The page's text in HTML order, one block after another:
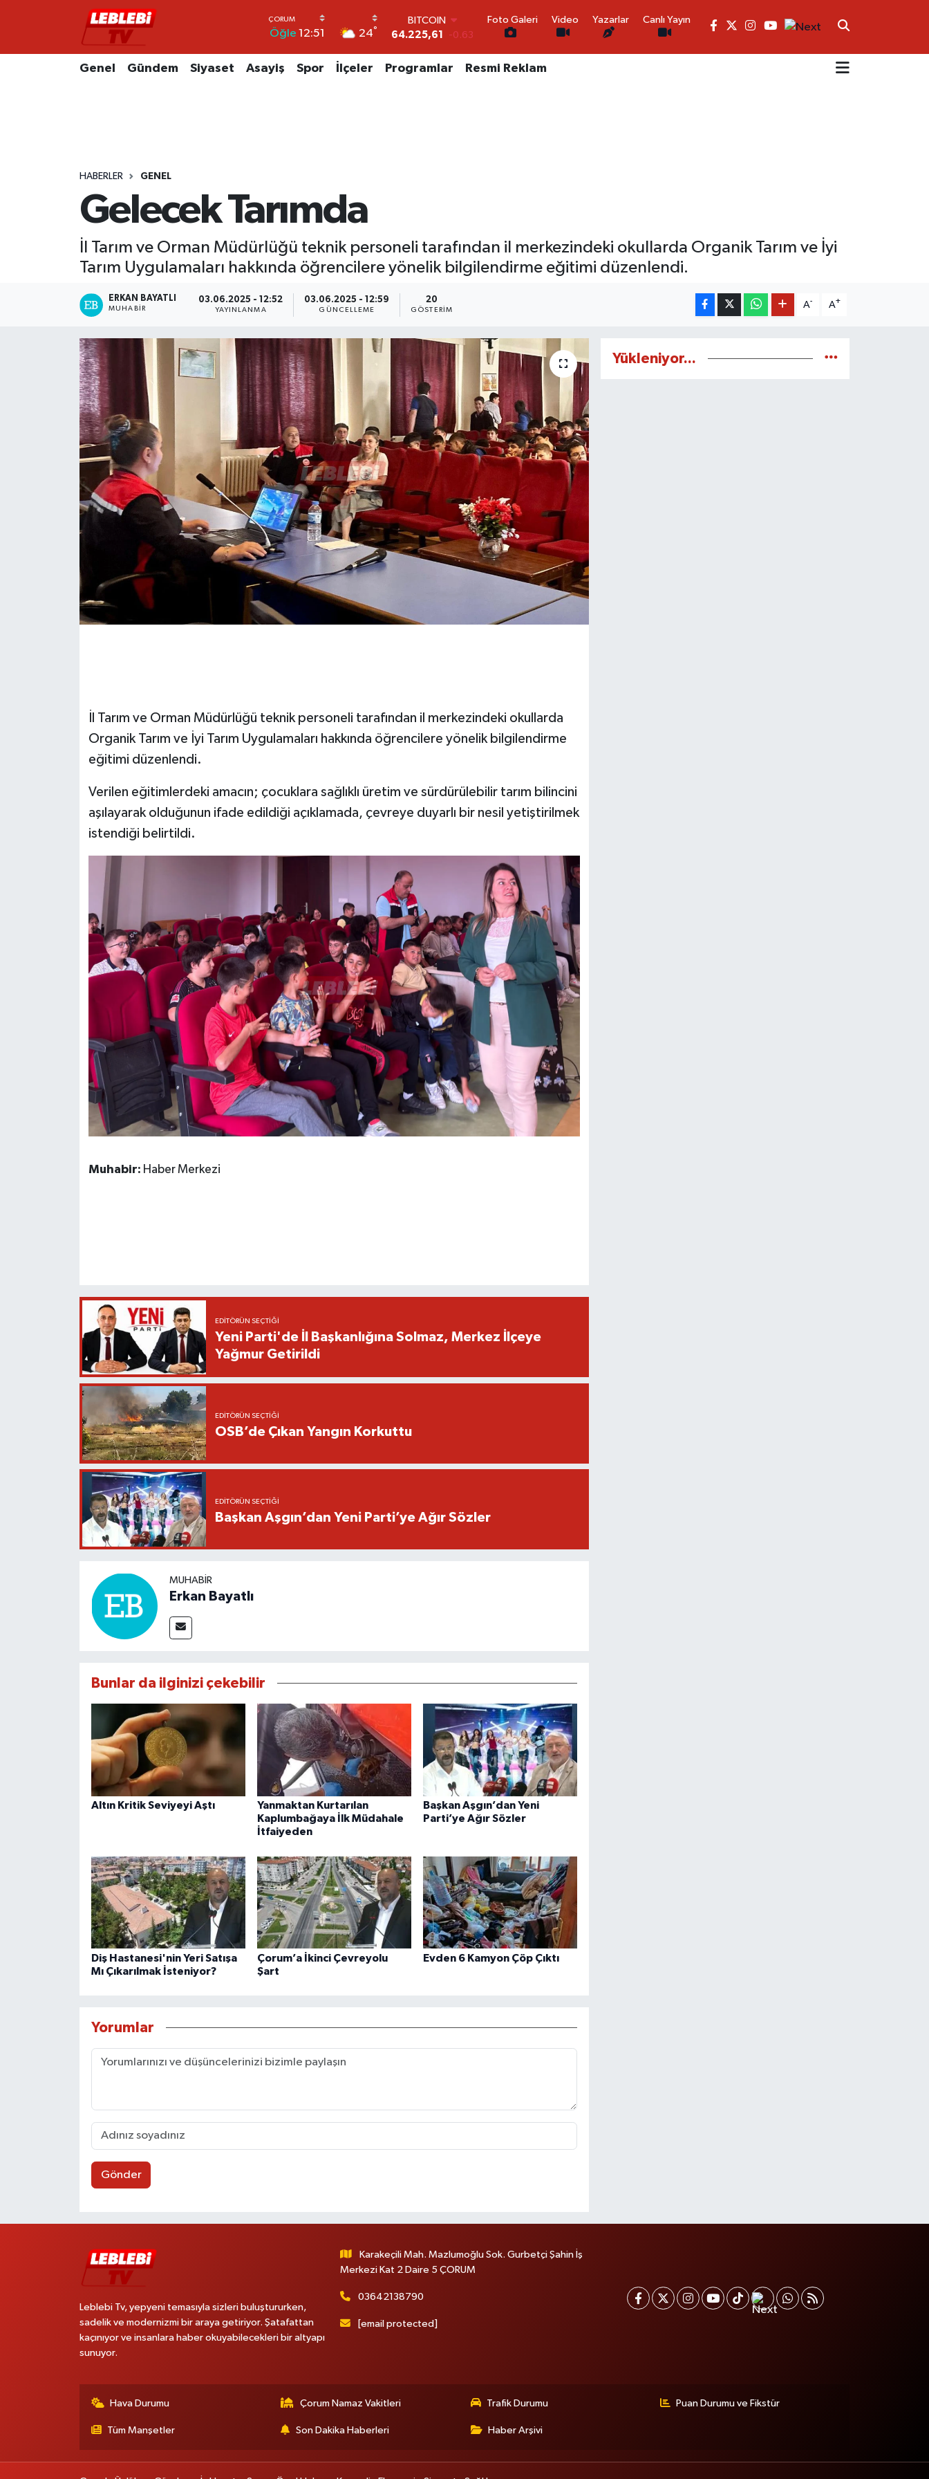
Öğle 12:51 24°
DOLAR
47,7143
0.16
55,0317
-0.02
Foto Galeri Video Yazarlar Canlı Yayın
Genel Gündem Siyaset Asayiş Spor İlçeler Programlar Resmi Reklam
HABERLER GENEL
Gelecek Tarımda
İl Tarım ve Orman Müdürlüğü teknik personeli tarafından il merkezindeki okullarda Organik Tarım ve İyi
Tarım Uygulamaları hakkında öğrencilere yönelik bilgilendirme eğitimi düzenlendi.
ERKAN BAYATLI
MUHABIR
03.06.2025 - 12:52
YAYINLANMA
03.06.2025 - 12:59
GÜNCELLEME
20
GÖSTERIM
A- A+
İl Tarım ve Orman Müdürlüğü teknik personeli tarafından il merkezindeki okullarda
Organik Tarım ve İyi Tarım Uygulamaları hakkında öğrencilere yönelik bilgilendirme
eğitimi düzenlendi.
Verilen eğitimlerdeki amacın; çocuklara sağlıklı üretim ve sürdürülebilir tarım bilincini
aşılayarak olduğunun ifade edildiği açıklamada, çevreye duyarlı bir nesil yetiştirilmek
istendiği belirtildi.
Muhabir: Haber Merkezi
EDITÖRÜN SEÇTIĞI
Yeni Parti'de İl Başkanlığına Solmaz, Merkez İlçeye
Yağmur Getirildi
EDITÖRÜN SEÇTIĞI
OSB’de Çıkan Yangın Korkuttu
EDITÖRÜN SEÇTIĞI
Başkan Aşgın’dan Yeni Parti’ye Ağır Sözler
MUHABIR
Erkan Bayatlı
Bunlar da ilginizi çekebilir
Altın Kritik Seviyeyi Aştı
Yanmaktan Kurtarılan
Kaplumbağaya İlk Müdahale
İtfaiyeden
Başkan Aşgın’dan Yeni
Parti’ye Ağır Sözler
Diş Hastanesi'nin Yeri Satışa
Mı Çıkarılmak İsteniyor?
Çorum’a İkinci Çevreyolu
Şart
Evden 6 Kamyon Çöp Çıktı
Yorumlar
Gönder
Yükleniyor...
Leblebi Tv, yepyeni temasıyla sizleri buluştururken,
sadelik ve modernizmi bir araya getiriyor. Şatafattan
kaçınıyor ve insanlara haber okuyabilecekleri bir altyapı
sunuyor.
Karakeçili Mah. Mazlumoğlu Sok. Gurbetçi Şahin İş
Merkezi Kat 2 Daire 5 ÇORUM
03642138790
[email protected]
Hava Durumu Çorum Namaz Vakitleri Trafik Durumu Puan Durumu ve Fikstür
Tüm Manşetler Son Dakika Haberleri Haber Arşivi
Hava Durumu
Tüm Manşetler
Haber Arşivi